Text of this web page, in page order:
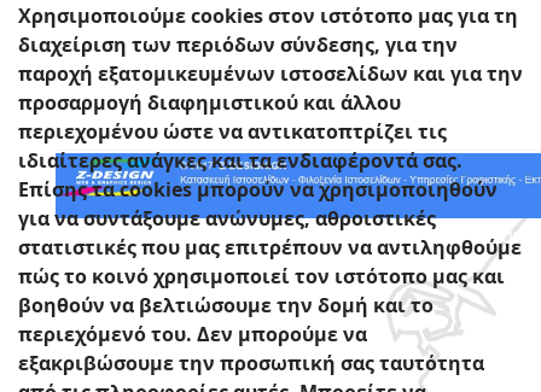
Η εταιρεία φιλοξενείας του site μας . Αυτό τον
καλύτερο !
Περισσότερα
Χρησιμοποιούμε cookies στον ιστότοπο μας για τη
διαχείριση των περιόδων σύνδεσης, για την
παροχή εξατομικευμένων ιστοσελίδων και για την
προσαρμογή διαφημιστικού και άλλου
περιεχομένου ώστε να αντικατοπτρίζει τις
ιδιαίτερες ανάγκες και τα ενδιαφέροντά σας.
Επίσης τα cookies μπορούν να χρησιμοποιηθούν
για να συντάξουμε ανώνυμες, αθροιστικές
στατιστικές που μας επιτρέπουν να αντιληφθούμε
πώς το κοινό χρησιμοποιεί τον ιστότοπο μας και
βοηθούν να βελτιώσουμε την δομή και το
περιεχόμενό του. Δεν μπορούμε να
εξακριβώσουμε την προσωπική σας ταυτότητα